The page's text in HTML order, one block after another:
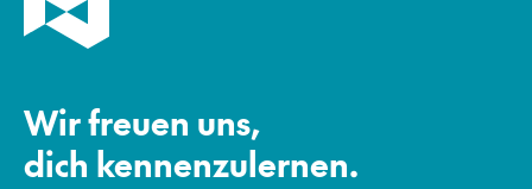
Wir freuen uns,
dich kennenzulernen.